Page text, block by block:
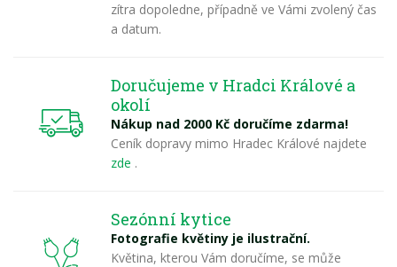
zítra dopoledne, případně ve Vámi zvolený čas
a datum.
Doručujeme v Hradci Králové a
okolí
Nákup nad 2000 Kč doručíme zdarma!
Ceník dopravy mimo Hradec Králové najdete
zde .
Sezónní kytice
Fotografie květiny je ilustrační.
Květina, kterou Vám doručíme, se může